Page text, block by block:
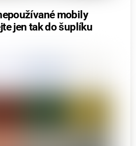
mobily
jen tak do šuplíku